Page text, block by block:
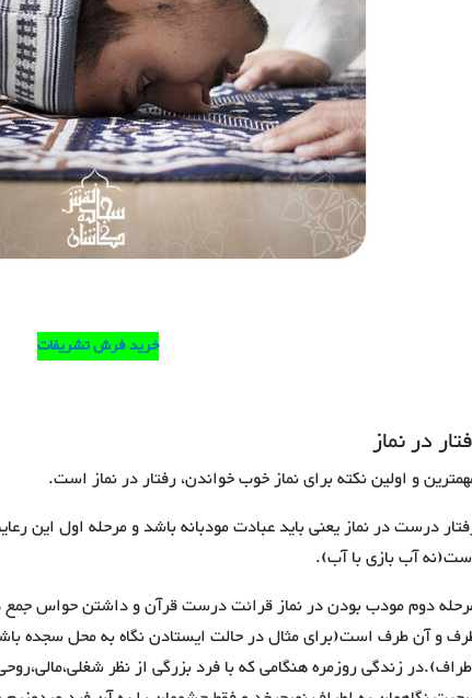
خرید فرش تشریفات
در نماز
و اولین نکته برای نماز خوب خواندن، رفتار در نماز است.
درست در نماز یعنی باید عبادت مودبانه باشد و مرحله اول این
آب بازی با آب).
دوم مودب بودن در نماز قرائت درست قرآن و داشتن حواس جمع
و آن طرف است(برای مثال در حالت ایستادن نگاه به محل سجده
زندگی روزمره هنگامی که با فرد بزرگی از نظر